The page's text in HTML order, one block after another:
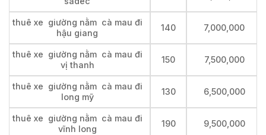
thuê xe giường nằm cà mau đi
hậu giang
140 7,000,000
thuê xe giường nằm cà mau đi
vị thanh
150 7,500,000
thuê xe giường nằm cà mau đi
long mỹ
130 6,500,000
thuê xe giường nằm cà mau đi
vĩnh long
190 9,500,000